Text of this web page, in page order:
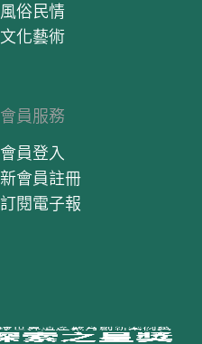
風俗民情
文化藝術
會員服務
會員登入
新會員註冊
訂閱電子報